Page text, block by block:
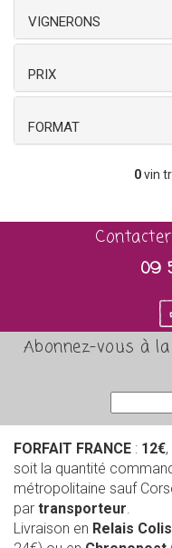
VIGNERONS
PRIX
FORMAT
0vin
09
Abonnez-vous à
FORFAIT FRANCE : 12€
soit la quantité
métropolitaine sauf
par transporteur.
Livraison en Relais